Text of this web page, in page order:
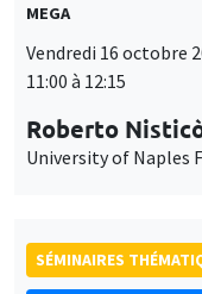
MEGA
Vendredi 16 octobre
11:00 à 12:15
Roberto
University of Naples
SÉMINAIRES